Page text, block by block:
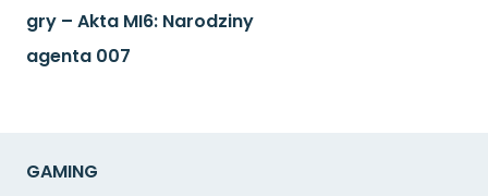
gry – Akta MI6: Narodziny
agenta 007
GAMING